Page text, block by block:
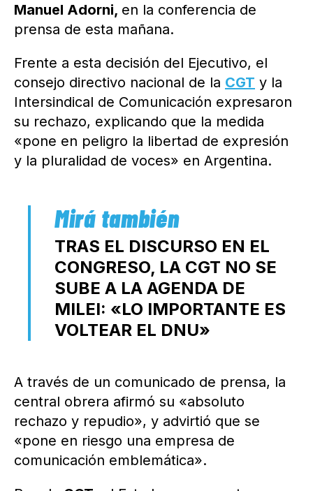
Manuel Adorni, en la conferencia de
prensa de esta mañana.
Frente a esta decisión del Ejecutivo, el
consejo directivo nacional de la CGT y la
Intersindical de Comunicación expresaron
su rechazo, explicando que la medida
«pone en peligro la libertad de expresión
y la pluralidad de voces» en Argentina.
TRAS EL DISCURSO EN EL
CONGRESO, LA CGT NO SE
SUBE A LA AGENDA DE
MILEI: «LO IMPORTANTE ES
VOLTEAR EL DNU»
A través de un comunicado de prensa, la
central obrera afirmó su «absoluto
rechazo y repudio», y advirtió que se
«pone en riesgo una empresa de
comunicación emblemática».